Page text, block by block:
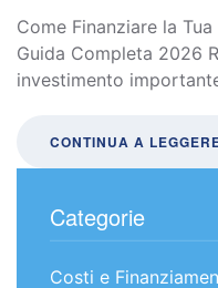
Come Finanziare la
Guida Completa 2026
investimento
CONTINUA A
Categorie
Costi e